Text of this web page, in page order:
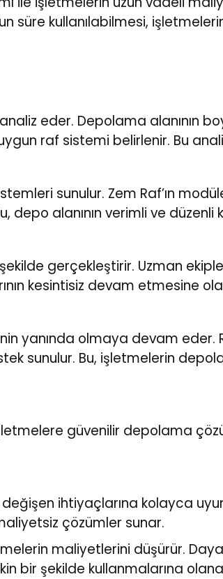
süre kullanılabilmesi,
eder. Depolama alanının
raf sistemi belirlenir. Bu
sunulur. Zem Raf’ın
alanının verimli ve düzenli
gerçekleştirir. Uzman
kesintisiz devam etmesine
yanında olmaya devam eder.
sunulur. Bu, işletmelerin
güvenilir depolama
ihtiyaçlarına kolayca
çözümler sunar.
maliyetlerini düşürür.
bir şekilde kullanmalarına